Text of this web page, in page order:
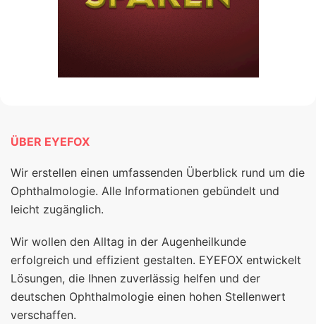
ÜBER EYEFOX
Wir erstellen einen umfassenden Überblick rund um die
Ophthalmologie. Alle Informationen gebündelt und
leicht zugänglich.
Wir wollen den Alltag in der Augenheilkunde
erfolgreich und effizient gestalten. EYEFOX entwickelt
Lösungen, die Ihnen zuverlässig helfen und der
deutschen Ophthalmologie einen hohen Stellenwert
verschaffen.